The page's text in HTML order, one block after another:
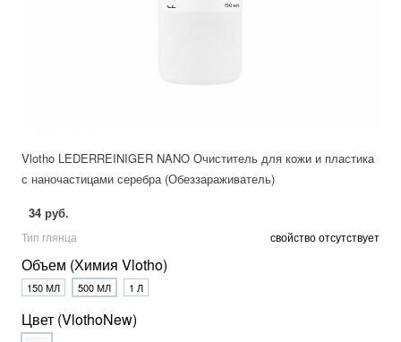
Vlotho LEDERREINIGER NANO Очиститель для кожи и пластика
с наночастицами серебра (Обеззараживатель)
34 руб.
Тип глянца свойство отсутствует
Объем (Химия Vlotho)
150 МЛ 500 МЛ 1 Л
Цвет (VlothoNew)